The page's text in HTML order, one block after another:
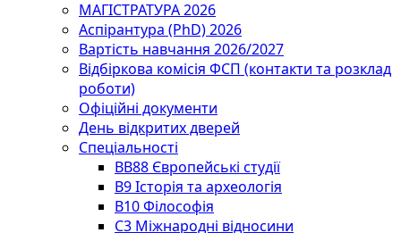
МАГІСТРАТУРА 2026
Аспірантура (PhD) 2026
Вартість навчання 2026/2027
Відбіркова комісія ФСП (контакти та розклад
роботи)
Офіційні документи
День відкритих дверей
Спеціальності
BВ88 Європейські студії
B9 Історія та археологія
B10 Філософія
C3 Міжнародні відносини